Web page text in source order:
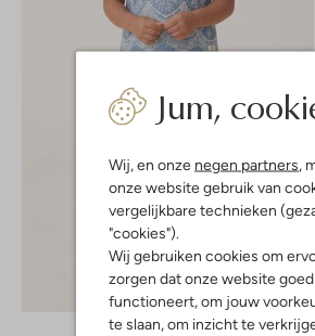
Jum,
Wij, en onze negen partners,
onze website gebruik van
vergelijkbare technieken
"cookies").
Wij gebruiken cookies om
zorgen dat onze website goed
functioneert, om jouw
te slaan, om inzicht te
Ontdek de look